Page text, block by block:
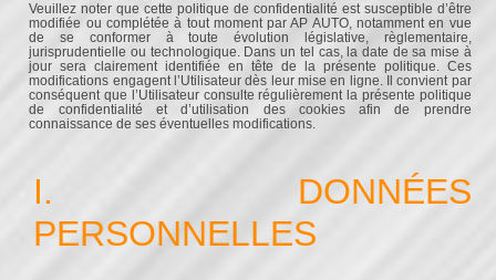
Veuillez noter que cette politique de confidentialité est susceptible d’être
modifiée ou complétée à tout moment par AP AUTO, notamment en vue
de se conformer à toute évolution législative, règlementaire,
jurisprudentielle ou technologique. Dans un tel cas, la date de sa mise à
jour sera clairement identifiée en tête de la présente politique. Ces
modifications engagent l’Utilisateur dès leur mise en ligne. Il convient par
conséquent que l’Utilisateur consulte régulièrement la présente politique
de confidentialité et d’utilisation des cookies afin de prendre
connaissance de ses éventuelles modifications.
I. DONNÉES
PERSONNELLES